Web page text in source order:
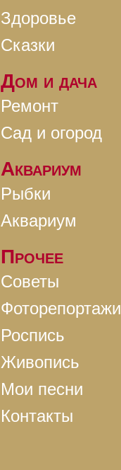
Здоровье
Сказки
Дом и дача
Ремонт
Сад и огород
Аквариум
Рыбки
Аквариум
Прочее
Советы
Фоторепортажи
Роспись
Живопись
Мои песни
Контакты